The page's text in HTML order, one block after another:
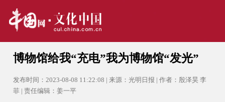
博物馆给我“充电”我为博物馆“发光”
发布时间：2023-08-08 11:22:08 | 来源：光明日报 | 作者：殷泽昊 李
菲 | 责任编辑：姜一平